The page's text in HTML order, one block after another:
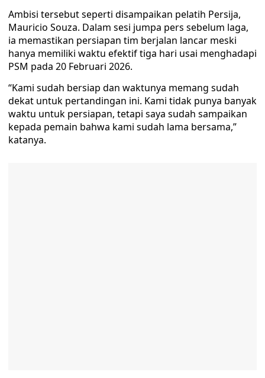
Ambisi tersebut seperti disampaikan pelatih Persija,
Mauricio Souza. Dalam sesi jumpa pers sebelum laga,
ia memastikan persiapan tim berjalan lancar meski
hanya memiliki waktu efektif tiga hari usai menghadapi
PSM pada 20 Februari 2026.
“Kami sudah bersiap dan waktunya memang sudah
dekat untuk pertandingan ini. Kami tidak punya banyak
waktu untuk persiapan, tetapi saya sudah sampaikan
kepada pemain bahwa kami sudah lama bersama,”
katanya.